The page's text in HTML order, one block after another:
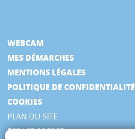
WEBCAM
MES DÉMARCHES
MENTIONS LÉGALES
POLITIQUE DE CONFIDENTIALITÉ
COOKIES
PLAN DU SITE
ESPACE PRESSE